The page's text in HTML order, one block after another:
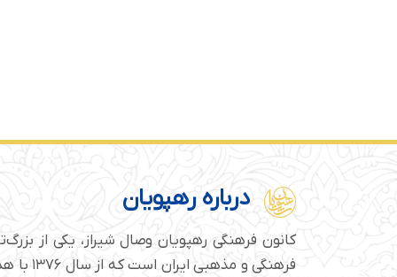
درباره رهپویان
کانون فرهنگی رهپویان وصال شیراز، یکی از
فرهنگی و